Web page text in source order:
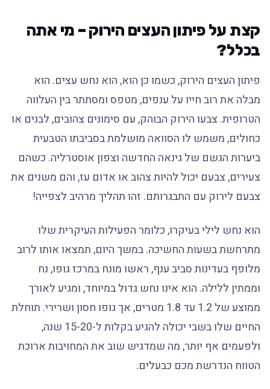
קצת על פיתון העצים הירוק – מי אתה
בכלל?
פיתון העצים הירוק, כשמו כן הוא, הוא נחש עצים. הוא
מבלה את רוב חייו על ענפים, מטפס ומסתתר בין העלווה
הטרופית. צבעו הירוק הבוהק, עם סימונים צהובים, לבנים או
כחולים, משמש לו הסוואה מושלמת בסביבתו הטבעית
ביערות הגשם של גינאה החדשה וצפון אוסטרליה. כשהם
צעירים, צבעם יכול להיות צהוב או אדום עז, והם משנים את
צבעם לירוק עם התבגרותם. זהו תהליך מרהיב לצפייה!
הוא נחש לילי בעיקרו, כלומר הפעילות העיקרית שלו
מתרחשת בשעות החשיכה. במשך היום, תמצאו אותו לרוב
מלופף בעדינות סביב ענף, ראשו מונח במרכז גופו, נח
וממתין ללילה. הוא אינו נחש גדול במיוחד, ומגיע לאורך
ממוצע של 1.2 עד 1.8 מטרים, אך גופו חסון ושרירי. תוחלת
החיים שלו בשבי יכולה להגיע בקלות ל-15-20 שנה,
ולפעמים אף יותר, מה שמדגיש שוב את המחויבות ארוכת
הטווח הנדרשת מכם כבעלים.